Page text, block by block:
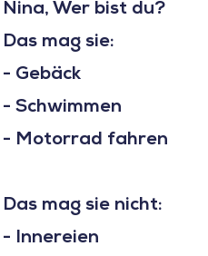
Nina, Wer bist du?
Das mag sie:
- Gebäck
- Schwimmen
- Motorrad fahren
Das mag sie nicht:
- Innereien